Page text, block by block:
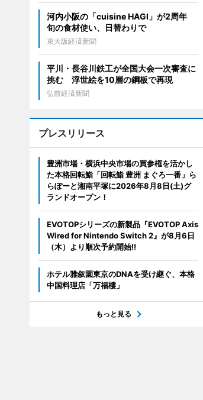
河内小阪の「cuisine HAGI」が2周年
旬の食材使い、日替わりで
東大阪経済新聞
平川・長谷川鉄工が全国大会一次審査に
挑む 浮世絵を10層の鋼板で再現
弘前経済新聞
プレスリリース
豊洲市場・横浜中央市場の買参権を活かし
た本格回転鮨「回転鮨 豊洲 まぐろ一番」ら
らぽーと湘南平塚に2026年8月8日(土)グ
ランドオープン！
EVOTOPシリーズの新製品『EVOTOP Axis
Wired for Nintendo Switch 2』が8月6日
（木）より順次予約開始!!
ホテル雅叙園東京のDNAを受け継ぐ、本格
中国料理店「万福樓」
もっと見る